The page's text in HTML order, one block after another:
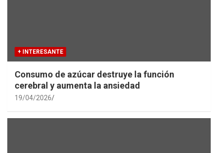
+ INTERESANTE
Consumo de azúcar destruye la función
cerebral y aumenta la ansiedad
19/04/2026